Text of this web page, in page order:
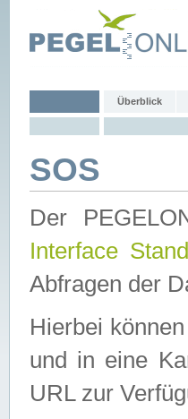
Überblick
SOS
Der
Interface
Abfragen der
Hierbei
und in eine
URL zur